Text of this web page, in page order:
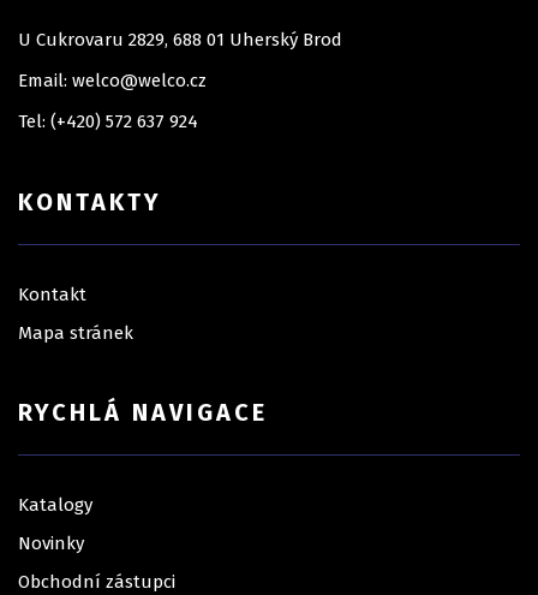
U Cukrovaru 2829, 688 01 Uherský Brod
Email: welco@welco.cz
Tel: (+420) 572 637 924
KONTAKTY
Kontakt
Mapa stránek
RYCHLÁ NAVIGACE
Katalogy
Novinky
Obchodní zástupci